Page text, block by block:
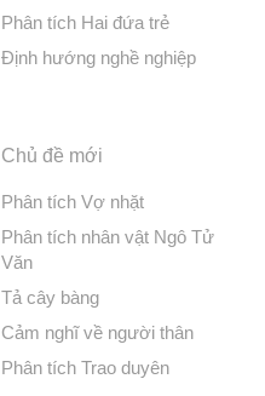
Phân tích Hai đứa trẻ
Định hướng nghề nghiệp
Chủ đề mới
Phân tích Vợ nhặt
Phân tích nhân vật Ngô Tử
Văn
Tả cây bàng
Cảm nghĩ về người thân
Phân tích Trao duyên